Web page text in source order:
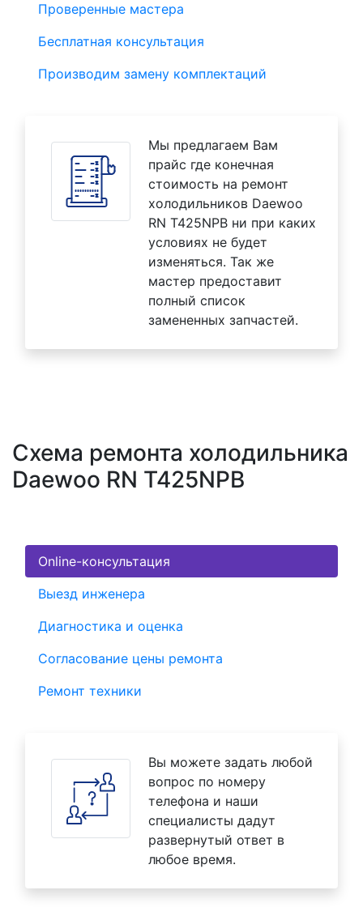
Проверенные мастера
Бесплатная консультация
Производим замену комплектаций
Мы предлагаем Вам
прайс где конечная
стоимость на ремонт
холодильников Daewoo
RN T425NPB ни при каких
условиях не будет
изменяться. Так же
мастер предоставит
полный список
замененных запчастей.
Схема ремонта холодильника
Daewoo RN T425NPB
Online-консультация
Выезд инженера
Диагностика и оценка
Согласование цены ремонта
Ремонт техники
Вы можете задать любой
вопрос по номеру
телефона и наши
специалисты дадут
развернутый ответ в
любое время.